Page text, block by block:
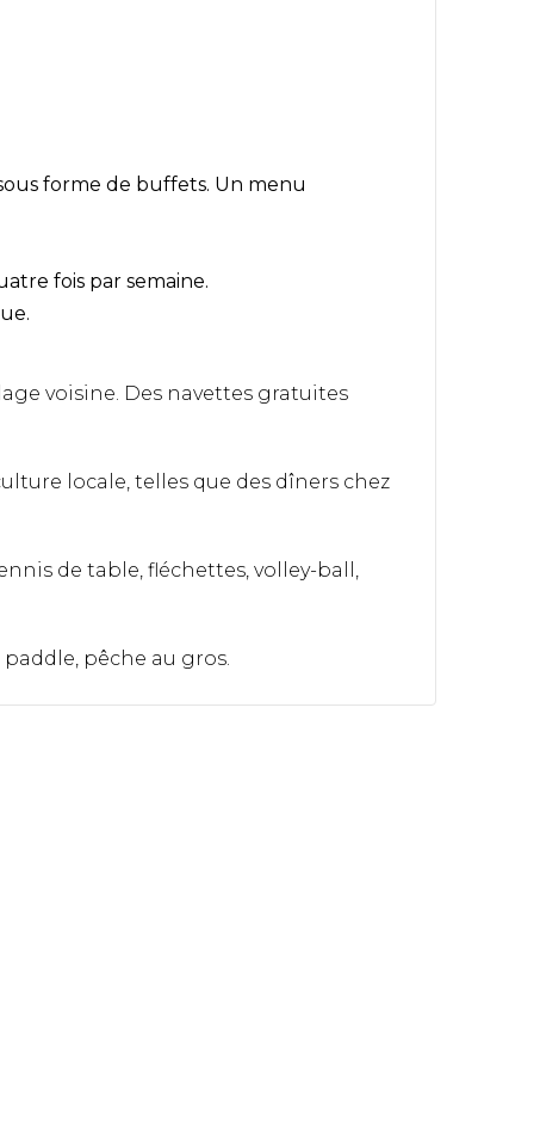
forme de buffets. Un menu
fois par semaine.
voisine. Des navettes gratuites
locale, telles que des dîners chez
de table, fléchettes, volley-ball,
pêche au gros.